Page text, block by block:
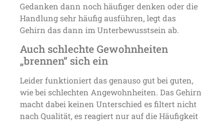
Gedanken dann noch häufiger denken oder die
Handlung sehr häufig ausführen, legt das
Gehirn das dann im Unterbewusstsein ab.
Auch schlechte Gewohnheiten
„brennen“ sich ein
Leider funktioniert das genauso gut bei guten,
wie bei schlechten Angewohnheiten. Das Gehirn
macht dabei keinen Unterschied es filtert nicht
nach Qualität, es reagiert nur auf die Häufigkeit